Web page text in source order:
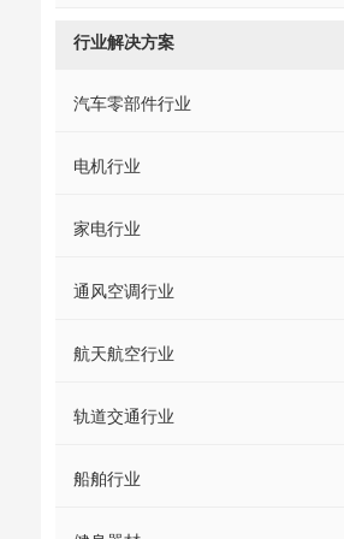
行业解决方案
汽车零部件行业
电机行业
家电行业
通风空调行业
航天航空行业
轨道交通行业
船舶行业